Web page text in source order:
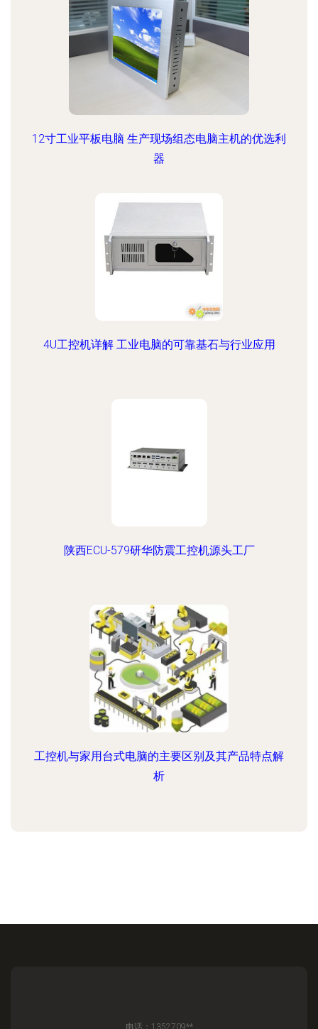
12寸工业平板电脑 生产现场组态电脑主机的优选利
器
4U工控机详解 工业电脑的可靠基石与行业应用
陕西ECU-579研华防震工控机源头工厂
工控机与家用台式电脑的主要区别及其产品特点解
析
电话：1352709**